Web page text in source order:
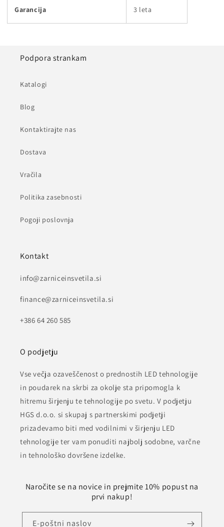
Garancija 3 leta
Podpora strankam
Katalogi
Blog
Kontaktirajte nas
Dostava
Vračila
Politika zasebnosti
Pogoji poslovnja
Kontakt
info@zarniceinsvetila.si
finance@zarniceinsvetila.si
+386 64 260 585
O podjetju
Vse večja ozaveščenost o prednostih LED tehnologije
in poudarek na skrbi za okolje sta pripomogla k
hitremu širjenju te tehnologije po svetu. V podjetju
HGS d.o.o. si skupaj s partnerskimi podjetji
prizadevamo biti med vodilnimi v širjenju LED
tehnologije ter vam ponuditi najbolj sodobne, varčne
in tehnološko dovršene izdelke.
Naročite se na novice in prejmite 10% popust na
prvi nakup!
E-poštni naslov